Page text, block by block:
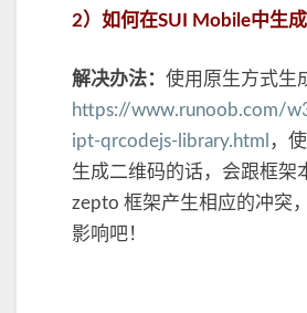
2）如何在SUI Mobile中生成
解决办法： 使用原生方式生
https://www.runoob.com/
ipt-qrcodejs-library.html ，
生成二维码的话，会跟框架
zepto 框架产生相应的冲突
影响吧！